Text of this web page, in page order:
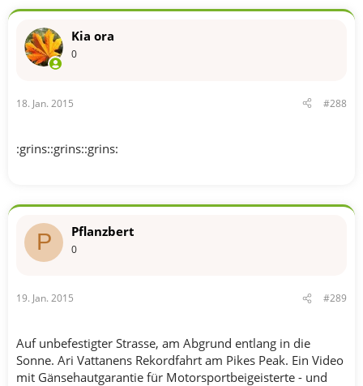
Kia ora
0
18. Jan. 2015 #288
:grins::grins::grins:
P Pflanzbert
0
19. Jan. 2015 #289
Auf unbefestigter Strasse, am Abgrund entlang in die
Sonne. Ari Vattanens Rekordfahrt am Pikes Peak. Ein Video
mit Gänsehautgarantie für Motorsportbeigeisterte - und